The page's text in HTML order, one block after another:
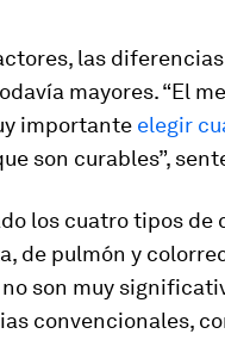
las
mayores. “El
importante elegir
son curables”,
los cuatro tipos
de pulmón y
son muy
convencionales,